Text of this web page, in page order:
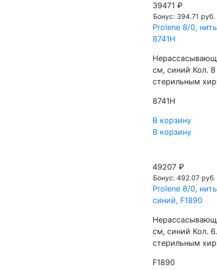
39471 ₽
Бонус: 394.71 руб.
Prolene 8/0,
8741H
см, синий Кол.
стерильным
8741H
В корзину
В корзину
49207 ₽
Бонус: 492.07 руб.
Prolene 8/0,
синий, F1890
см, синий Кол.
стерильным
F1890